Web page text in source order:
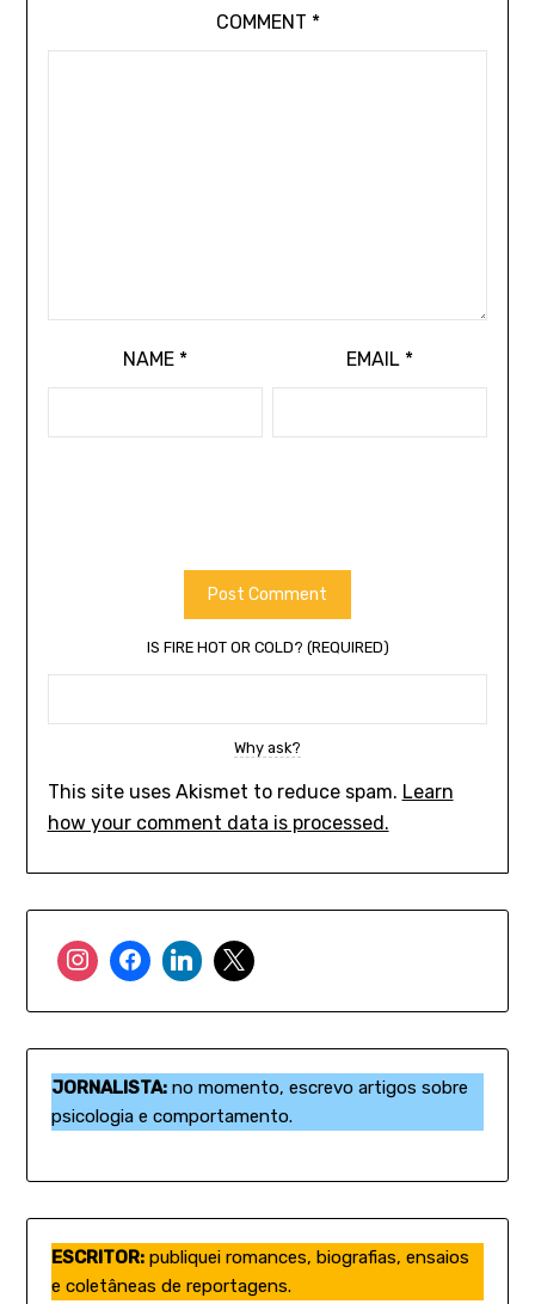
COMMENT *
NAME * EMAIL *
IS FIRE HOT OR COLD? (REQUIRED)
Why ask?
This site uses Akismet to reduce spam. Learn
how your comment data is processed.
JORNALISTA: no momento, escrevo artigos sobre
psicologia e comportamento.
ESCRITOR: publiquei romances, biografias, ensaios
e coletâneas de reportagens.